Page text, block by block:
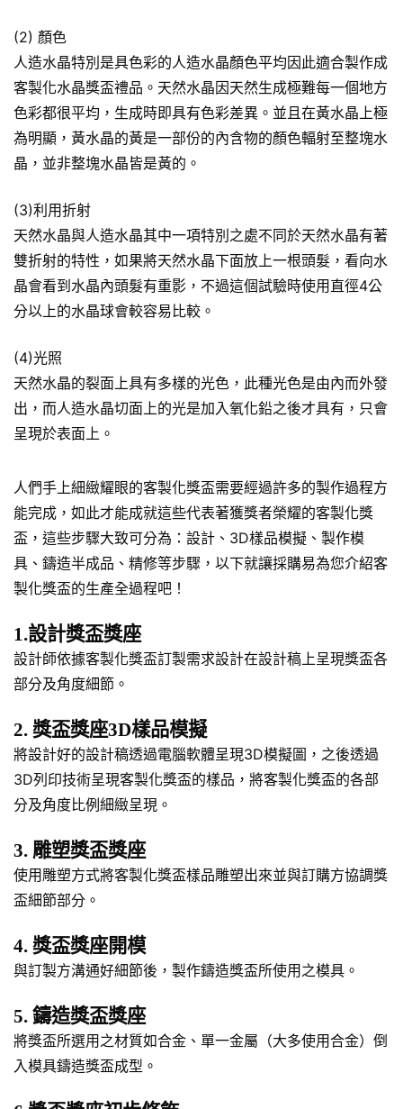
(2) 顏色
人造水晶特別是具色彩的人造水晶顏色平均因此適合製作成
客製化水晶獎盃禮品。天然水晶因天然生成極難每一個地方
色彩都很平均，生成時即具有色彩差異。並且在黃水晶上極
為明顯，黃水晶的黃是一部份的內含物的顏色輻射至整塊水
晶，並非整塊水晶皆是黃的。
(3)利用折射
天然水晶與人造水晶其中一項特別之處不同於天然水晶有著
雙折射的特性，如果將天然水晶下面放上一根頭髮，看向水
晶會看到水晶內頭髮有重影，不過這個試驗時使用直徑4公
分以上的水晶球會較容易比較。
(4)光照
天然水晶的裂面上具有多樣的光色，此種光色是由內而外發
出，而人造水晶切面上的光是加入氧化鉛之後才具有，只會
呈現於表面上。
人們手上細緻耀眼的客製化獎盃需要經過許多的製作過程方
能完成，如此才能成就這些代表著獲獎者榮耀的客製化獎
盃，這些步驟大致可分為：設計、3D樣品模擬、製作模
具、鑄造半成品、精修等步驟，以下就讓採購易為您介紹客
製化獎盃的生產全過程吧！
1.設計獎盃獎座
設計師依據客製化獎盃訂製需求設計在設計稿上呈現獎盃各
部分及角度細節。
2. 獎盃獎座3D樣品模擬
將設計好的設計稿透過電腦軟體呈現3D模擬圖，之後透過
3D列印技術呈現客製化獎盃的樣品，將客製化獎盃的各部
分及角度比例細緻呈現。
3. 雕塑獎盃獎座
使用雕塑方式將客製化獎盃樣品雕塑出來並與訂購方協調獎
盃細節部分。
4. 獎盃獎座開模
與訂製方溝通好細節後，製作鑄造獎盃所使用之模具。
5. 鑄造獎盃獎座
將獎盃所選用之材質如合金、單一金屬（大多使用合金）倒
入模具鑄造獎盃成型。